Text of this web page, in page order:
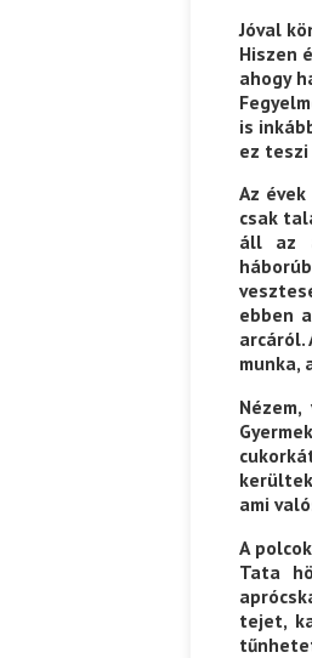
Jóval
Hiszen
ahogy
is
ez
Az
csak
áll az
ebben
arcáról.
munka,
ami
A
Tata
tejet,